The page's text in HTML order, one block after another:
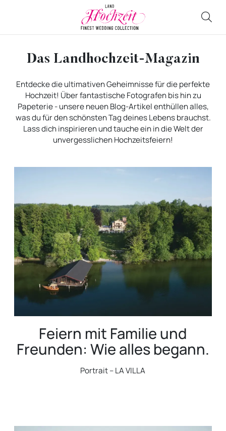
Das Landhochzeit-Magazin
Entdecke die ultimativen Geheimnisse für die perfekte
Hochzeit! Über fantastische Fotografen bis hin zu
Papeterie - unsere neuen Blog-Artikel enthüllen alles,
was du für den schönsten Tag deines Lebens brauchst.
Lass dich inspirieren und tauche ein in die Welt der
unvergesslichen Hochzeitsfeiern!
Feiern mit Familie und
Freunden: Wie alles begann.
Portrait – LA VILLA